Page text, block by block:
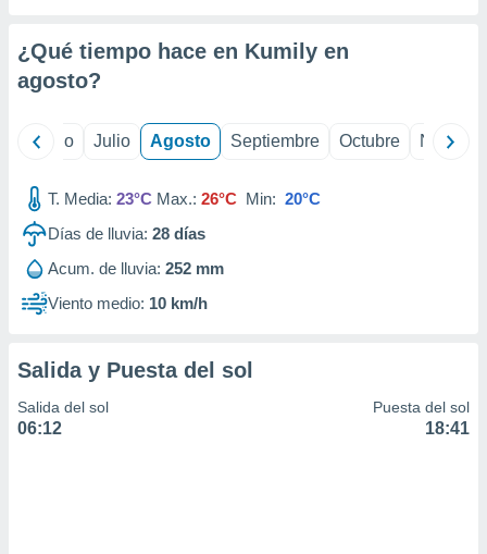
e
mediante
publicidad
publicidad
de
1199
¿Qué tiempo hace en Kumily en
agosto?
Junio Julio Agosto Septiembre Octubre
T. Media: 23°C Max.: 26°C Min: 20°C
Días de lluvia: 28 días
Acum. de lluvia: 252 mm
Viento medio: 10 km/h
Salida y Puesta del sol
Salida del sol
06:12
Puesta del sol
18:41